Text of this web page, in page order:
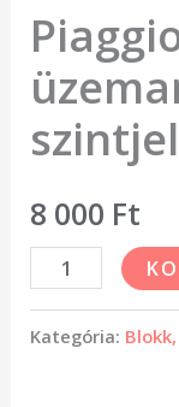
8 000 Ft
Kategória: